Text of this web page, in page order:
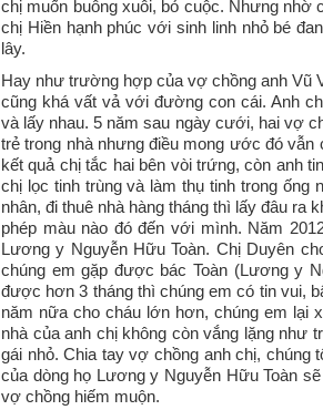
chị muốn buông xuôi, bỏ cuộc. Nhưng
chị Hiền hạnh phúc với sinh linh nhỏ bé
lây.
Hay như trường hợp của vợ chồng anh Vũ
cũng khá vất vả với đường con cái. Anh
và lấy nhau. 5 năm sau ngày cưới, hai vợ
trẻ trong nhà nhưng điều mong ước đó
kết quả chị tắc hai bên vòi trứng, còn anh
chị lọc tinh trùng và làm thụ tinh trong
nhân, đi thuê nhà hàng tháng thì lấy đâu ra
phép màu nào đó đến với mình. Năm
Lương y Nguyễn Hữu Toàn. Chị Duyên
chúng em gặp được bác Toàn (Lương y
được hơn 3 tháng thì chúng em có tin vui,
năm nữa cho cháu lớn hơn, chúng em lại
nhà của anh chị không còn vắng lặng
gái nhỏ. Chia tay vợ chồng anh chị,
của dòng họ Lương y Nguyễn Hữu Toàn
vợ chồng hiếm muộn.